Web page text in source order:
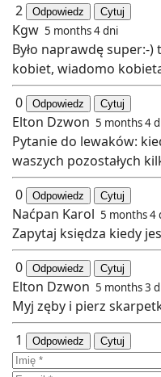
2
Odpowiedz Cytuj
Kgw 5 months 4 dni
Było naprawdę super:-
kobiet, wiadomo
0
Odpowiedz Cytuj
Elton Dzwon 5 months 4
Pytanie do lewaków:
waszych pozostałych
0
Odpowiedz Cytuj
Naćpan Karol 5 months 4
Zapytaj księdza kiedy
0
Odpowiedz Cytuj
Elton Dzwon 5 months 3
Myj zęby i pierz
1
Odpowiedz Cytuj